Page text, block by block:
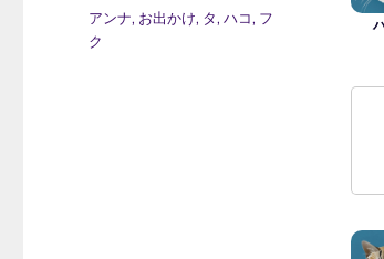
日:
カ
テ
アンナ, お出かけ, タ,ハコ, フ
ク